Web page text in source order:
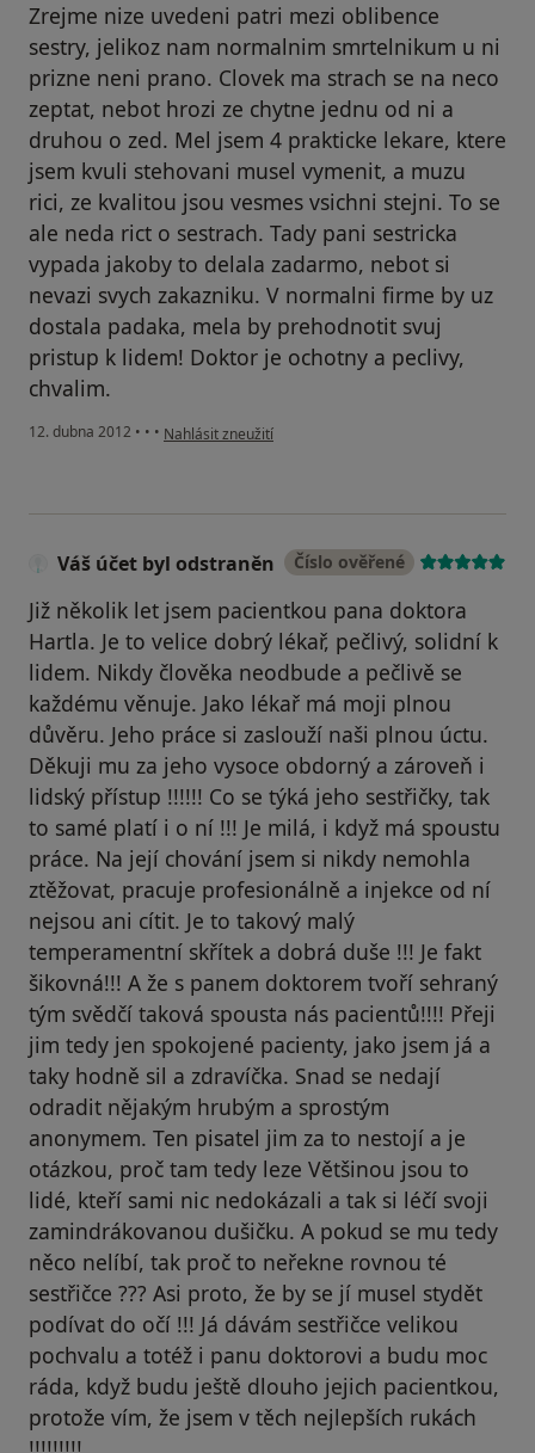
Zrejme nize uvedeni patri mezi oblibence
sestry, jelikoz nam normalnim smrtelnikum u ni
prizne neni prano. Clovek ma strach se na neco
zeptat, nebot hrozi ze chytne jednu od ni a
druhou o zed. Mel jsem 4 prakticke lekare, ktere
jsem kvuli stehovani musel vymenit, a muzu
rici, ze kvalitou jsou vesmes vsichni stejni. To se
ale neda rict o sestrach. Tady pani sestricka
vypada jakoby to delala zadarmo, nebot si
nevazi svych zakazniku. V normalni firme by uz
dostala padaka, mela by prehodnotit svuj
pristup k lidem! Doktor je ochotny a peclivy,
chvalim.
12. dubna 2012 • • • podle názoru uživatele Váš účet byl odstraněn
Nahlásit zneužití
Váš účet byl odstraněn Číslo ověřené
Již několik let jsem pacientkou pana doktora
Hartla. Je to velice dobrý lékař, pečlivý, solidní k
lidem. Nikdy člověka neodbude a pečlivě se
každému věnuje. Jako lékař má moji plnou
důvěru. Jeho práce si zaslouží naši plnou úctu.
Děkuji mu za jeho vysoce obdorný a zároveň i
lidský přístup !!!!!! Co se týká jeho sestřičky, tak
to samé platí i o ní !!! Je milá, i když má spoustu
práce. Na její chování jsem si nikdy nemohla
ztěžovat, pracuje profesionálně a injekce od ní
nejsou ani cítit. Je to takový malý
temperamentní skřítek a dobrá duše !!! Je fakt
šikovná!!! A že s panem doktorem tvoří sehraný
tým svědčí taková spousta nás pacientů!!!! Přeji
jim tedy jen spokojené pacienty, jako jsem já a
taky hodně sil a zdravíčka. Snad se nedají
odradit nějakým hrubým a sprostým
anonymem. Ten pisatel jim za to nestojí a je
otázkou, proč tam tedy leze Většinou jsou to
lidé, kteří sami nic nedokázali a tak si léčí svoji
zamindrákovanou dušičku. A pokud se mu tedy
něco nelíbí, tak proč to neřekne rovnou té
sestřičce ??? Asi proto, že by se jí musel stydět
podívat do očí !!! Já dávám sestřičce velikou
pochvalu a totéž i panu doktorovi a budu moc
ráda, když budu ještě dlouho jejich pacientkou,
protože vím, že jsem v těch nejlepších rukách